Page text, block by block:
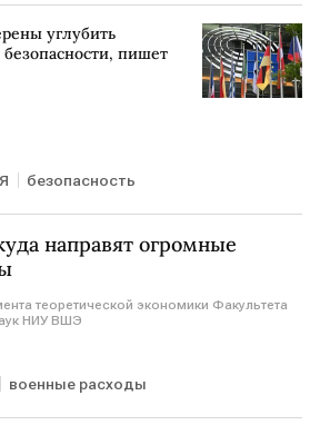
углубить
пишет
безопасность
направят огромные
теоретической экономики Факультета
НИУ ВШЭ
военные расходы